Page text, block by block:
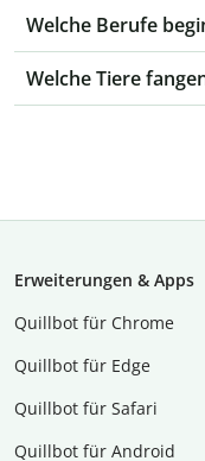
Welche Berufe
Welche Tiere
Erweiterungen & Apps
Quillbot für Chrome
Quillbot für Edge
Quillbot für Safari
Quillbot für Android